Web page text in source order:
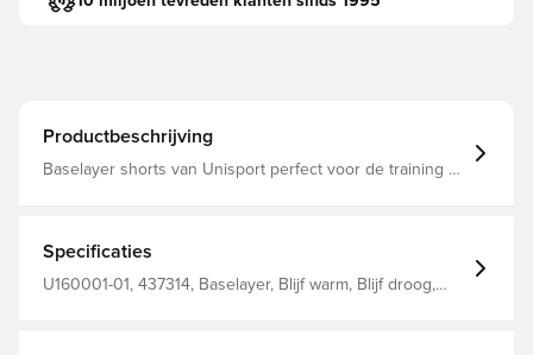
Productbeschrijving
Baselayer shorts van Unisport perfect voor de training of
lichaam, zodat je droog en warm blijft De brede en
elastische tailleband kan worden uitgerekt voor een
optimale pasvorm Gemaakt van 88% polyester en 12%
Specificaties
U160001-01, 437314, Baselayer, Blijf warm, Blijf droog,